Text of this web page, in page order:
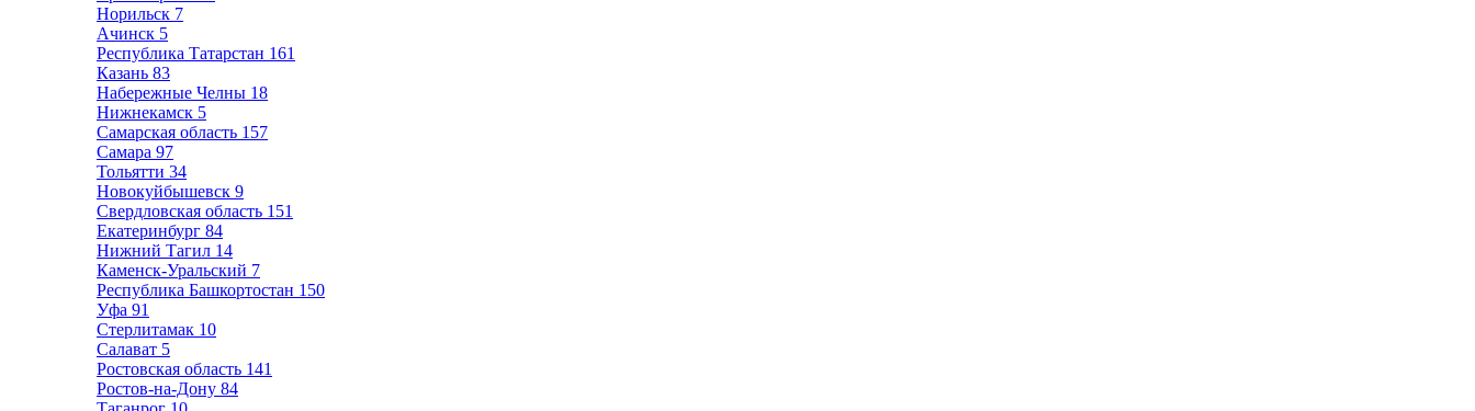
Норильск 7
Ачинск 5
Республика Татарстан 161
Казань 83
Набережные Челны 18
Нижнекамск 5
Самарская область 157
Самара 97
Тольятти 34
Новокуйбышевск 9
Свердловская область 151
Екатеринбург 84
Нижний Тагил 14
Каменск-Уральский 7
Республика Башкортостан 150
Уфа 91
Стерлитамак 10
Салават 5
Ростовская область 141
Ростов-на-Дону 84